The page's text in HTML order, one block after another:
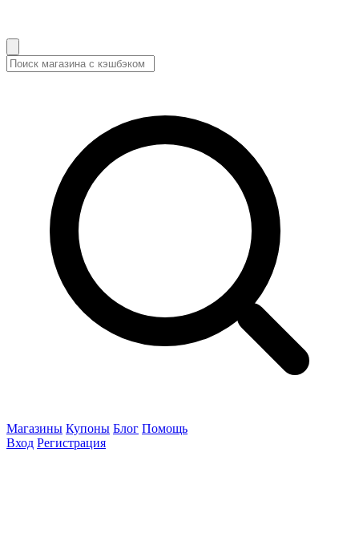
Магазины Купоны Блог Помощь
Вход Регистрация